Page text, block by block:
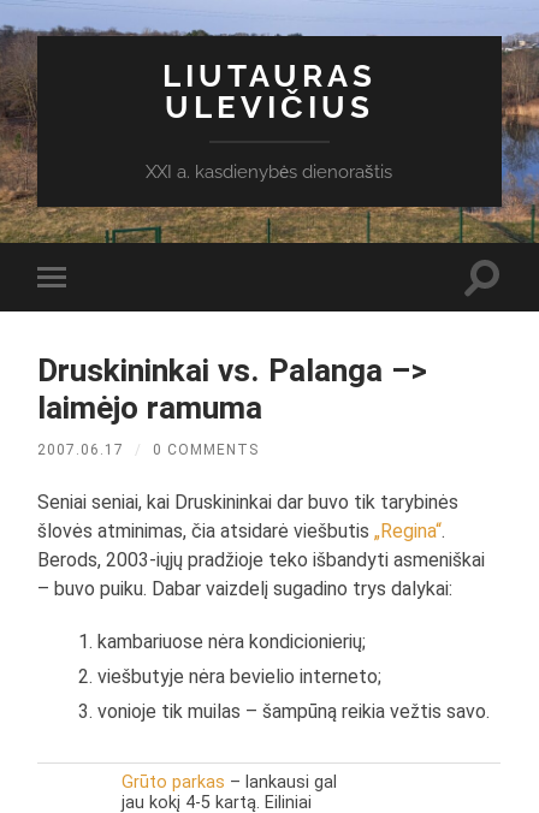
LIUTAURAS
ULEVIČIUS
XXI a. kasdienybės dienoraštis
Toggle
mobile
Druskininkai vs. Palanga –>
laimėjo ramuma
2007.06.17 / 0 COMMENTS
Seniai seniai, kai Druskininkai dar buvo tik tarybinės
šlovės atminimas, čia atsidarė viešbutis„Regina“.
Berods, 2003-iųjų pradžioje teko išbandyti asmeniškai
– buvo puiku. Dabar vaizdelį sugadino trys dalykai:
kambariuose nėra kondicionierių;
viešbutyje nėra bevielio interneto;
vonioje tik muilas – šampūną reikia vežtis savo.
Grūto parkas – lankausi gal
jau kokį 4-5 kartą. Eiliniai